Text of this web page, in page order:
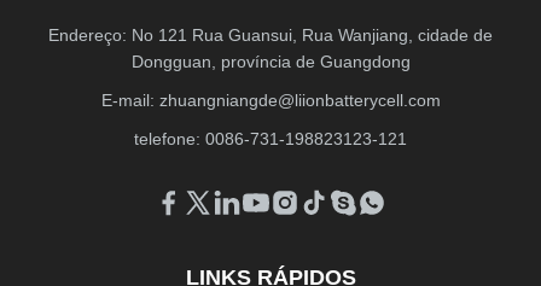
Endereço: No 121 Rua Guansui, Rua Wanjiang, cidade de
Dongguan, província de Guangdong
E-mail: zhuangniangde@liionbatterycell.com
telefone: 0086-731-198823123-121
LINKS RÁPIDOS